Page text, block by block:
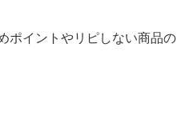
ポイントやリピしない商品の